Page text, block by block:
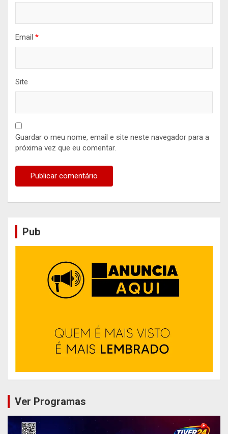
Email *
Site
Guardar o meu nome, email e site neste navegador para a
próxima vez que eu comentar.
Pub
Ver Programas